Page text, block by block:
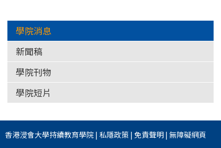
香
港
浸
會
大
學
學院消息
新聞稿
學院刊物
學院短片
香港浸會大學持續教育學院| 私隱政策|免責聲明|無障礙網頁